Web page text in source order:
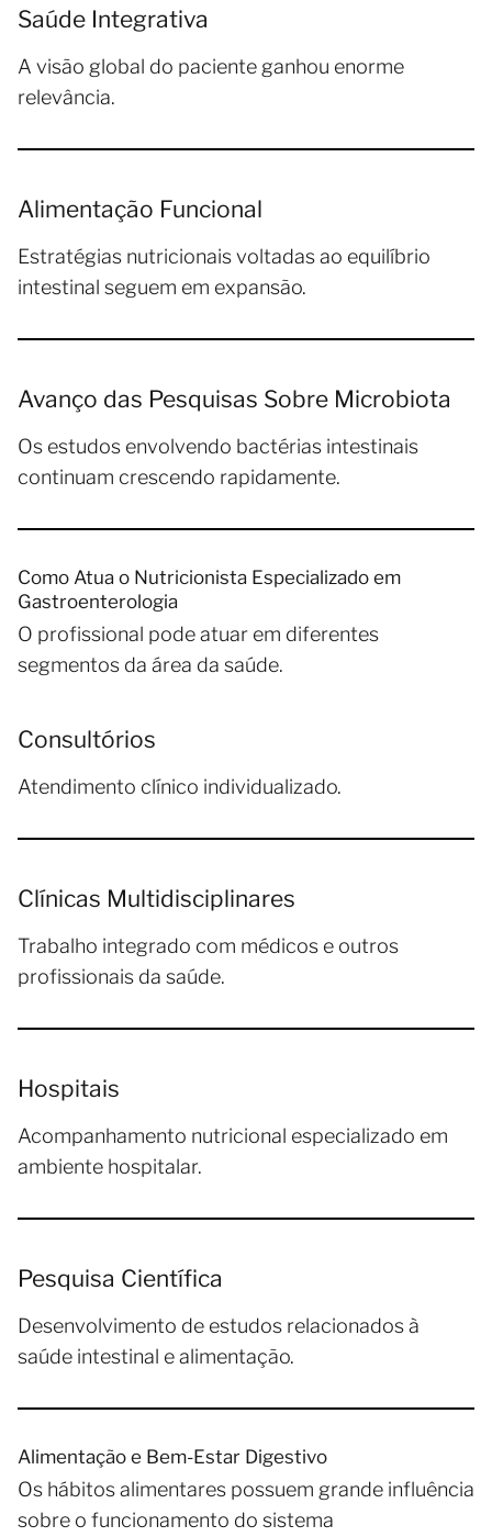
Saúde Integrativa
A visão global do paciente ganhou enorme
relevância.
Alimentação Funcional
Estratégias nutricionais voltadas ao equilíbrio
intestinal seguem em expansão.
Avanço das Pesquisas Sobre Microbiota
Os estudos envolvendo bactérias intestinais
continuam crescendo rapidamente.
Como Atua o Nutricionista Especializado em
Gastroenterologia
O profissional pode atuar em diferentes
segmentos da área da saúde.
Consultórios
Atendimento clínico individualizado.
Clínicas Multidisciplinares
Trabalho integrado com médicos e outros
profissionais da saúde.
Hospitais
Acompanhamento nutricional especializado em
ambiente hospitalar.
Pesquisa Científica
Desenvolvimento de estudos relacionados à
saúde intestinal e alimentação.
Alimentação e Bem-Estar Digestivo
Os hábitos alimentares possuem grande influência
sobre o funcionamento do sistema